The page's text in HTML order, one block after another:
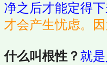
净之后才能定得
才会产生忧虑。
什么叫根性？ 就